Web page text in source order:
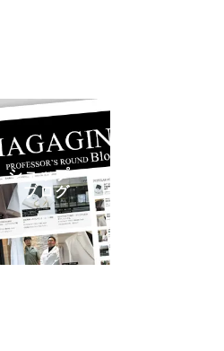
ショップ・
ブログ